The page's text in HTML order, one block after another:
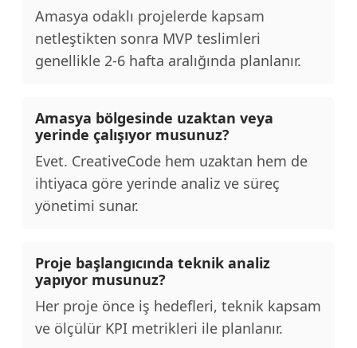
Amasya odaklı projelerde kapsam
netleştikten sonra MVP teslimleri
genellikle 2-6 hafta aralığında planlanır.
Amasya bölgesinde uzaktan veya
yerinde çalışıyor musunuz?
Evet. CreativeCode hem uzaktan hem de
ihtiyaca göre yerinde analiz ve süreç
yönetimi sunar.
Proje başlangıcında teknik analiz
yapıyor musunuz?
Her proje önce iş hedefleri, teknik kapsam
ve ölçülür KPI metrikleri ile planlanır.